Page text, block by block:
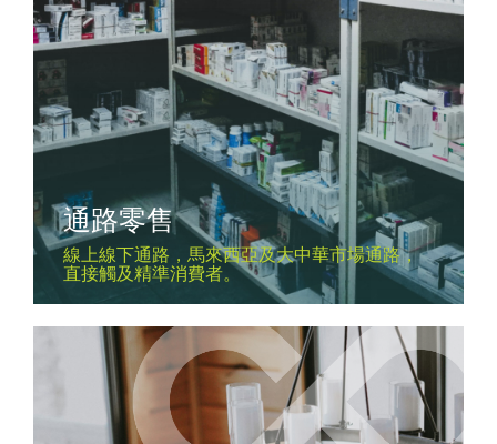
通路零售
線上線下通路，馬來西亞及大中華市場通路，
直接觸及精準消費者。